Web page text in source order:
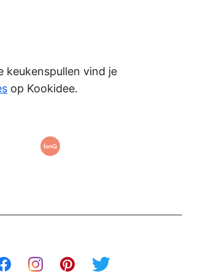
keukenspullen vind je
op Kookidee.